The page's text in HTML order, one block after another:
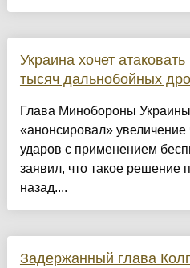
Украина хочет
тысяч дальнобойных
Глава Минобороны
«анонсировал»
ударов с применением
заявил, что такое решение
назад....
Задержанный глава